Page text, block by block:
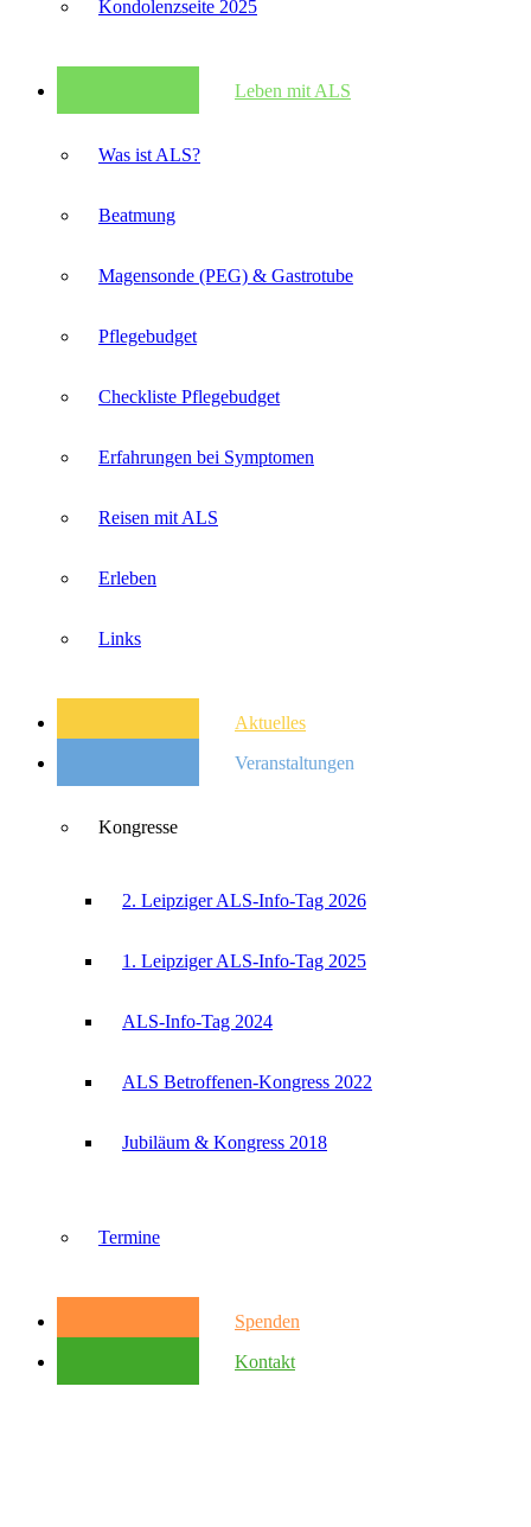
Kondolenzseite 2025
Leben mit ALS
Was ist ALS?
Beatmung
Magensonde (PEG) & Gastrotube
Pflegebudget
Checkliste Pflegebudget
Erfahrungen bei Symptomen
Reisen mit ALS
Erleben
Links
Aktuelles
Veranstaltungen
Kongresse
2. Leipziger ALS-Info-Tag 2026
1. Leipziger ALS-Info-Tag 2025
ALS-Info-Tag 2024
ALS Betroffenen-Kongress 2022
Jubiläum & Kongress 2018
Termine
Spenden
Kontakt